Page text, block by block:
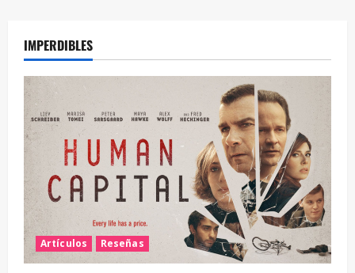
IMPERDIBLES
Artículos Reseñas